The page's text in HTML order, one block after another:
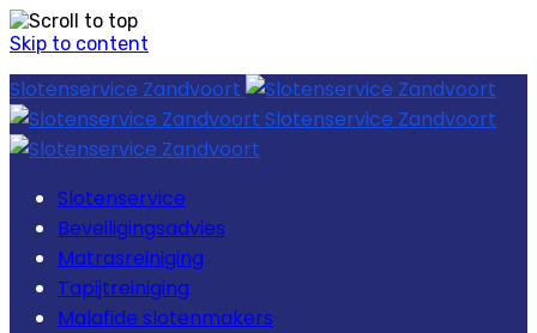
Skip to content
Slotenservice Zandvoort
Slotenservice Zandvoort
Slotenservice
Beveiligingsadvies
Matrasreiniging
Tapijtreiniging
Malafide slotenmakers